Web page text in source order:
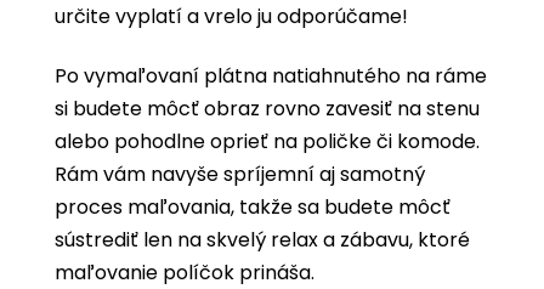
určite vyplatí a vrelo ju odporúčame!
Po vymaľovaní plátna natiahnutého na ráme
si budete môcť obraz rovno zavesiť na stenu
alebo pohodlne oprieť na poličke či komode.
Rám vám navyše spríjemní aj samotný
proces maľovania, takže sa budete môcť
sústrediť len na skvelý relax a zábavu, ktoré
maľovanie políčok prináša.